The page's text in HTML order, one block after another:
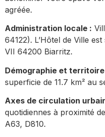
agréée.
Administration locale :
64122). L’Hôtel de Ville
VII 64200 Biarritz.
Démographie et
superficie de 11.7 km² au
Axes de circulation
quotidiennes à proximité
A63, D810.